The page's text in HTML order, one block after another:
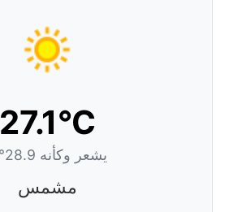
27.1°C
يشعر وكأنه 28.9°C
مشمس